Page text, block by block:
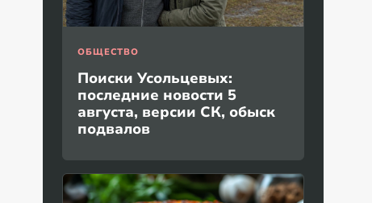
ОБЩЕСТВО
Поиски Усольцевых:
последние новости 5
августа, версии СК, обыск
подвалов